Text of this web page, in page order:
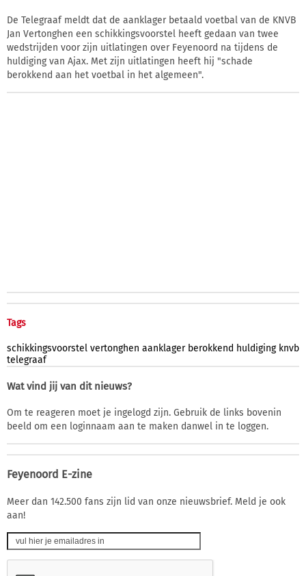
De Telegraaf meldt dat de aanklager betaald voetbal van de KNVB
Jan Vertonghen een schikkingsvoorstel heeft gedaan van twee
wedstrijden voor zijn uitlatingen over Feyenoord na tijdens de
huldiging van Ajax. Met zijn uitlatingen heeft hij "schade
berokkend aan het voetbal in het algemeen".
Tags
schikkingsvoorstel vertonghen aanklager berokkend huldiging knvb
telegraaf
Wat vind jij van dit nieuws?
Om te reageren moet je ingelogd zijn. Gebruik de links bovenin
beeld om een loginnaam aan te maken danwel in te loggen.
Feyenoord E-zine
Meer dan 142.500 fans zijn lid van onze nieuwsbrief. Meld je ook
aan!